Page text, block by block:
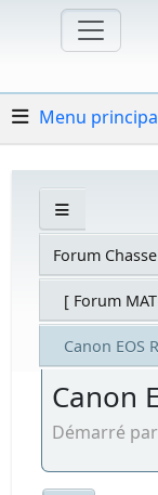
Menu
Forum
[ Forum
Canon EOS
Canon
Démarré